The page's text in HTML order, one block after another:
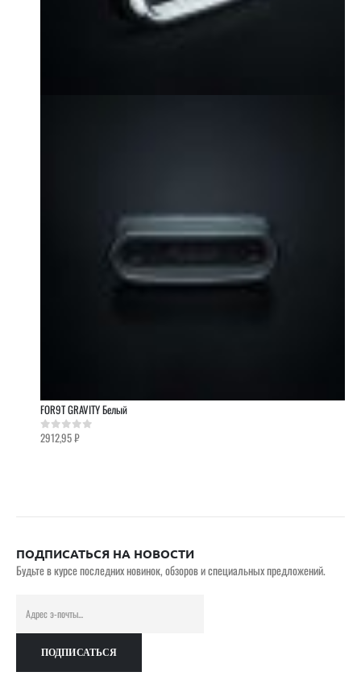
FOR9T GRAVITY Белый
0out of 5
2912,95₽
ПОДПИСАТЬСЯ НА НОВОСТИ
Будьте в курсе последних новинок, обзоров и специальных предложений.